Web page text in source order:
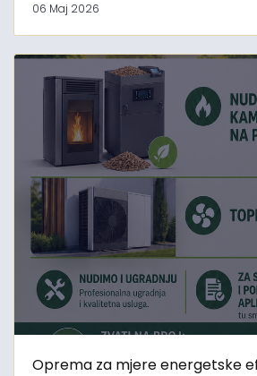
06 Maj 2026
Oprema za mjere energetske